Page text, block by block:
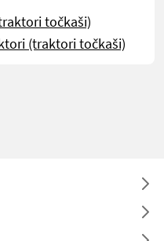
točkaši)
(traktori točkaši)